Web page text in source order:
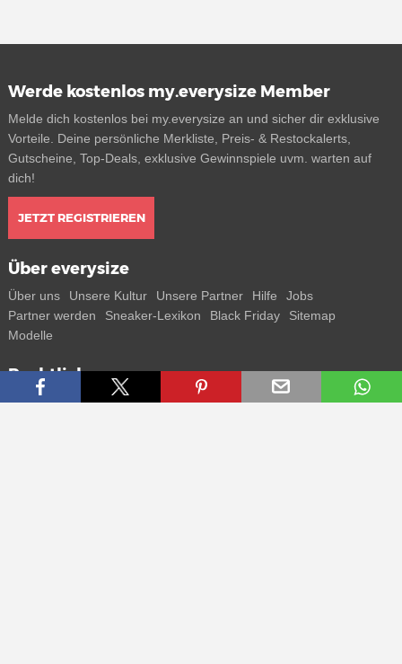
Werde kostenlos my.everysize Member
Melde dich kostenlos bei my.everysize an und sicher dir exklusive
Vorteile. Deine persönliche Merkliste, Preis- & Restockalerts,
Gutscheine, Top-Deals, exklusive Gewinnspiele uvm. warten auf
dich!
JETZT REGISTRIEREN
Über everysize
Über uns Unsere Kultur Unsere Partner Hilfe
Jobs
Partner werden
Sneaker-Lexikon Black Friday
Sitemap
Modelle
Rechtliches
AGB Datenschutz Impressum Kontakt